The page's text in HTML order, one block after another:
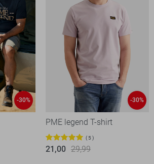
-30% -30%
PME legend T-shirt
5
21,00 29,99